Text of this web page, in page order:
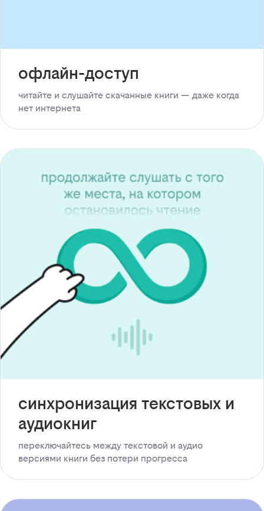
офлайн-доступ
читайте и слушайте скачанные книги — даже когда
нет интернета
синхронизация текстовых и
аудиокниг
переключайтесь между текстовой и аудио
версиями книги без потери прогресса